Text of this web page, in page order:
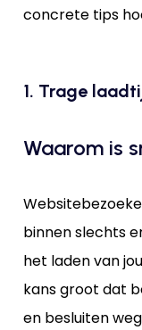
concrete tips
1. Trage
Waarom is
binnen slechts
het laden van
kans groot dat
en besluiten